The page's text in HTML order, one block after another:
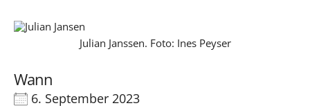
Julian Janssen. Foto: Ines Peyser
Wann
6. September 2023